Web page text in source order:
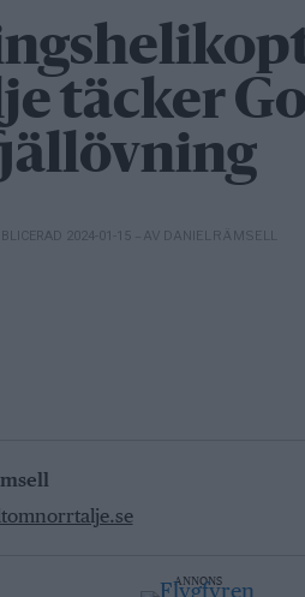
täcker
2024-01-15 – AV DANIEL RÄMSELL
ANNONS